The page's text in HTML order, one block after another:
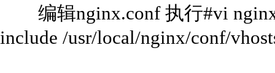
编辑nginx.conf 执行#vi
include /usr/local/nginx/conf/